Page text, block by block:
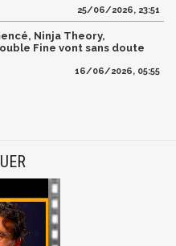
25/06/2026, 23:51
Ninja Theory,
Fine vont sans doute
16/06/2026, 05:55